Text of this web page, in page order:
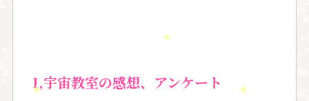
1,宇宙教室の感想、アンケート